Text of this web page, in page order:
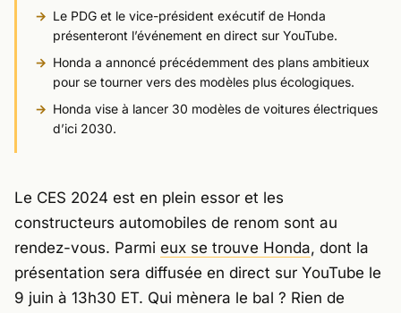
Le PDG et le vice-président exécutif de Honda
présenteront l’événement en direct sur YouTube.
Honda a annoncé précédemment des plans ambitieux
pour se tourner vers des modèles plus écologiques.
Honda vise à lancer 30 modèles de voitures électriques
d’ici 2030.
Le CES 2024 est en plein essor et les
constructeurs automobiles de renom sont au
rendez-vous. Parmi eux se trouve Honda, dont la
présentation sera diffusée en direct sur YouTube le
9 juin à 13h30 ET. Qui mènera le bal ? Rien de